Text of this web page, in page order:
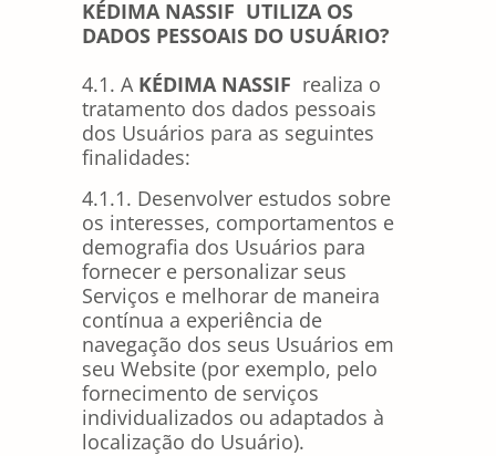
KÉDIMA NASSIF UTILIZA OS
DADOS PESSOAIS DO USUÁRIO?
4.1. A KÉDIMA NASSIF realiza o
tratamento dos dados pessoais
dos Usuários para as seguintes
finalidades:
4.1.1. Desenvolver estudos sobre
os interesses, comportamentos e
demografia dos Usuários para
fornecer e personalizar seus
Serviços e melhorar de maneira
contínua a experiência de
navegação dos seus Usuários em
seu Website (por exemplo, pelo
fornecimento de serviços
individualizados ou adaptados à
localização do Usuário).